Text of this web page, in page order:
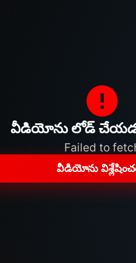
వీడియోను లోడ్
Failed to
వీడియోను